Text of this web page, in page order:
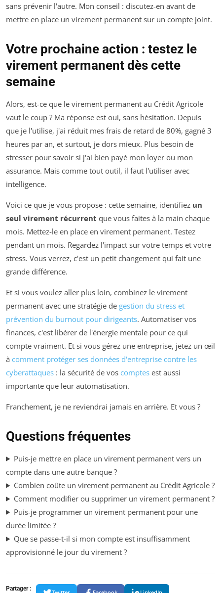
sans prévenir l'autre. Mon conseil : discutez-en avant de
mettre en place un virement permanent sur un compte joint.
Votre prochaine action : testez le
virement permanent dès cette
semaine
Alors, est-ce que le virement permanent au Crédit Agricole
vaut le coup ? Ma réponse est oui, sans hésitation. Depuis
que je l'utilise, j'ai réduit mes frais de retard de 80%, gagné 3
heures par an, et surtout, je dors mieux. Plus besoin de
stresser pour savoir si j'ai bien payé mon loyer ou mon
assurance. Mais comme tout outil, il faut l'utiliser avec
intelligence.
Voici ce que je vous propose : cette semaine, identifiez un
seul virement récurrent que vous faites à la main chaque
mois. Mettez-le en place en virement permanent. Testez
pendant un mois. Regardez l'impact sur votre temps et votre
stress. Vous verrez, c'est un petit changement qui fait une
grande différence.
Et si vous voulez aller plus loin, combinez le virement
permanent avec une stratégie de gestion du stress et
prévention du burnout pour dirigeants. Automatiser vos
finances, c'est libérer de l'énergie mentale pour ce qui
compte vraiment. Et si vous gérez une entreprise, jetez un œil
à comment protéger ses données d'entreprise contre les
cyberattaques : la sécurité de vos comptes est aussi
importante que leur automatisation.
Franchement, je ne reviendrai jamais en arrière. Et vous ?
Questions fréquentes
Puis-je mettre en place un virement permanent vers un
compte dans une autre banque ?
Combien coûte un virement permanent au Crédit Agricole ?
Comment modifier ou supprimer un virement permanent ?
Puis-je programmer un virement permanent pour une
durée limitée ?
Que se passe-t-il si mon compte est insuffisamment
approvisionné le jour du virement ?
Partager :